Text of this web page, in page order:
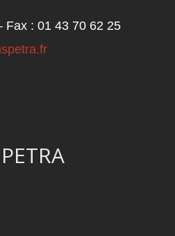
Fax : 01 43 70 62 25